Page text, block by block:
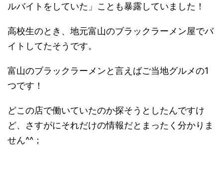
ルバイトをしていた」ことも暴露していました！
高校生のとき、地元富山のブラックラーメン屋でバ
イトしてたそうです。
富山のブラックラーメンと言えばご当地グルメの1
つです！
どこの店で働いていたのか探そうとしたんですけ
ど、さすがにそれだけの情報だとまったく分かりま
せん^^；